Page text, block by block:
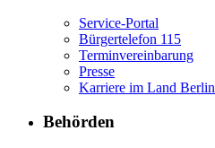
Service-Portal
Bürgertelefon 115
Terminvereinbarung
Presse
Karriere im Land Berlin
Behörden